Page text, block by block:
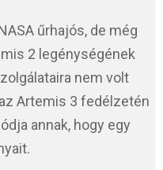
űrhajós, de még
2 legénységének
nem volt
Artemis 3 fedélzetén
annak, hogy egy